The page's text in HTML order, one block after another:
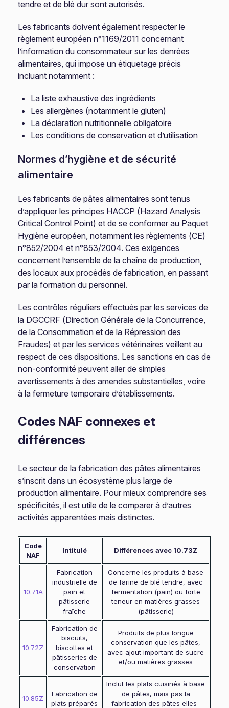
tendre et de blé dur sont autorisés.
Les fabricants doivent également respecter le
règlement européen n°1169/2011 concernant
l’information du consommateur sur les denrées
alimentaires, qui impose un étiquetage précis
incluant notamment :
La liste exhaustive des ingrédients
Les allergènes (notamment le gluten)
La déclaration nutritionnelle obligatoire
Les conditions de conservation et d’utilisation
Normes d’hygiène et de sécurité
alimentaire
Les fabricants de pâtes alimentaires sont tenus
d’appliquer les principes HACCP (Hazard Analysis
Critical Control Point) et de se conformer au Paquet
Hygiène européen, notamment les règlements (CE)
n°852/2004 et n°853/2004. Ces exigences
concernent l’ensemble de la chaîne de production,
des locaux aux procédés de fabrication, en passant
par la formation du personnel.
Les contrôles réguliers effectués par les services de
la DGCCRF (Direction Générale de la Concurrence,
de la Consommation et de la Répression des
Fraudes) et par les services vétérinaires veillent au
respect de ces dispositions. Les sanctions en cas de
non-conformité peuvent aller de simples
avertissements à des amendes substantielles, voire
à la fermeture temporaire d’établissements.
Codes NAF connexes et
différences
Le secteur de la fabrication des pâtes alimentaires
s’inscrit dans un écosystème plus large de
production alimentaire. Pour mieux comprendre ses
spécificités, il est utile de le comparer à d’autres
activités apparentées mais distinctes.
Code
NAF
Intitulé Différences avec 10.73Z
10.71A
Fabrication
industrielle de
pain et
pâtisserie
fraîche
Concerne les produits à base
de farine de blé tendre, avec
fermentation (pain) ou forte
teneur en matières grasses
(pâtisserie)
10.72Z
Fabrication de
biscuits,
biscottes et
pâtisseries de
conservation
Produits de plus longue
conservation que les pâtes,
avec ajout important de sucre
et/ou matières grasses
10.85Z
Fabrication de
plats préparés
Inclut les plats cuisinés à base
de pâtes, mais pas la
fabrication des pâtes elles-